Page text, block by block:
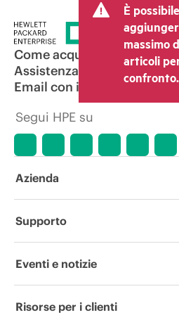
costi, come le imposte
e le spese di
transazione stabilito dal
variare rispetto a
rivenditori e al
mostrato. I prezzi
includere offerte
limitato. HPE si
applicare
variazioni delle
promozione ed errori
È possibile
massimo
articoli
confronto.
Come acquistare
Assistenza per i prodotti
Email con il commerciale
Segui HPE su
Azienda
Informazioni su HPE
Supporto
Operational support services
Eventi e notizie
Eventi
Risorse per i clienti